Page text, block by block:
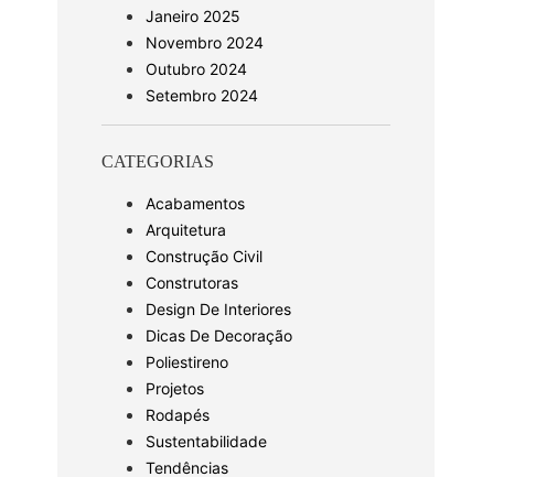
Janeiro 2025
Novembro 2024
Outubro 2024
Setembro 2024
CATEGORIAS
Acabamentos
Arquitetura
Construção Civil
Construtoras
Design De Interiores
Dicas De Decoração
Poliestireno
Projetos
Rodapés
Sustentabilidade
Tendências